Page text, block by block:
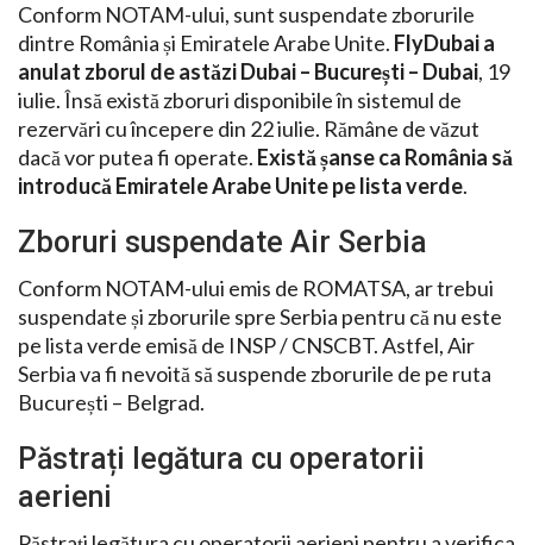
Conform NOTAM-ului, sunt suspendate zborurile
dintre România și Emiratele Arabe Unite. FlyDubai a
anulat zborul de astăzi Dubai – București – Dubai, 19
iulie. Însă există zboruri disponibile în sistemul de
rezervări cu începere din 22 iulie. Rămâne de văzut
dacă vor putea fi operate. Există șanse ca România să
introducă Emiratele Arabe Unite pe lista verde.
Zboruri suspendate Air Serbia
Conform NOTAM-ului emis de ROMATSA, ar trebui
suspendate și zborurile spre Serbia pentru că nu este
pe lista verde emisă de INSP / CNSCBT. Astfel, Air
Serbia va fi nevoită să suspende zborurile de pe ruta
București – Belgrad.
Păstrați legătura cu operatorii
aerieni